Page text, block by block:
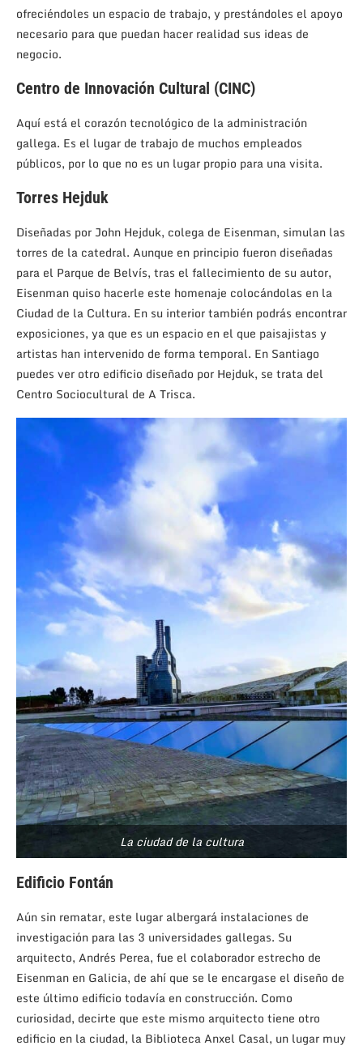
ofreciéndoles un espacio de trabajo, y prestándoles el apoyo
necesario para que puedan hacer realidad sus ideas de
negocio.
Centro de Innovación Cultural (CINC)
Aquí está el corazón tecnológico de la administración
gallega. Es el lugar de trabajo de muchos empleados
públicos, por lo que no es un lugar propio para una visita.
Torres Hejduk
Diseñadas por John Hejduk, colega de Eisenman, simulan las
torres de la catedral. Aunque en principio fueron diseñadas
para el Parque de Belvís, tras el fallecimiento de su autor,
Eisenman quiso hacerle este homenaje colocándolas en la
Ciudad de la Cultura. En su interior también podrás encontrar
exposiciones, ya que es un espacio en el que paisajistas y
artistas han intervenido de forma temporal. En Santiago
puedes ver otro edificio diseñado por Hejduk, se trata del
Centro Sociocultural de A Trisca.
La ciudad de la cultura
Edificio Fontán
Aún sin rematar, este lugar albergará instalaciones de
investigación para las 3 universidades gallegas. Su
arquitecto, Andrés Perea, fue el colaborador estrecho de
Eisenman en Galicia, de ahí que se le encargase el diseño de
este último edificio todavía en construcción. Como
curiosidad, decirte que este mismo arquitecto tiene otro
edificio en la ciudad, la Biblioteca Anxel Casal, un lugar muy